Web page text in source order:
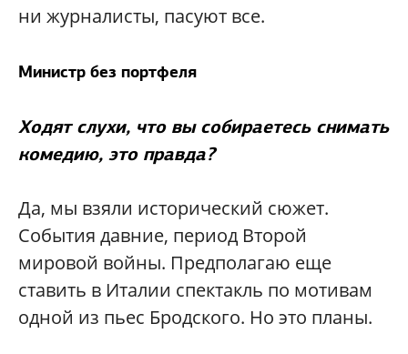
ни журналисты, пасуют все.
Министр без портфеля
Ходят слухи, что вы собираетесь снимать
комедию, это правда?
Да, мы взяли исторический сюжет.
События давние, период Второй
мировой войны. Предполагаю еще
ставить в Италии спектакль по мотивам
одной из пьес Бродского. Но это планы.